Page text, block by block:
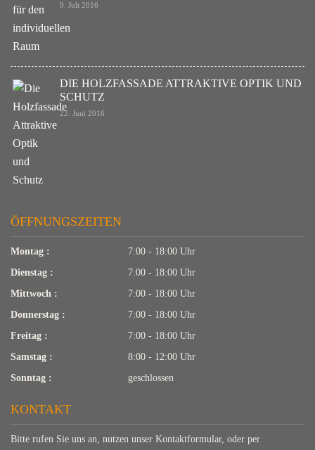
9. Juli 2016
DIE HOLZFASSADE ATTRAKTIVE OPTIK UND
SCHUTZ
22. Juni 2016
ÖFFNUNGSZEITEN
Montag :
7:00 - 18:00 Uhr
Dienstag :
7:00 - 18:00 Uhr
Mittwoch :
7:00 - 18:00 Uhr
Donnerstag :
7:00 - 18:00 Uhr
Freitag :
7:00 - 18:00 Uhr
Samstag :
8:00 - 12:00 Uhr
Sonntag :
geschlossen
KONTAKT
Bitte rufen Sie uns an, nutzen unser Kontaktformular, oder per